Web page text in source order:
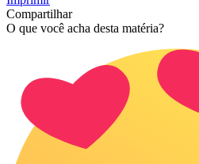
Compartilhar
O que você acha desta matéria?